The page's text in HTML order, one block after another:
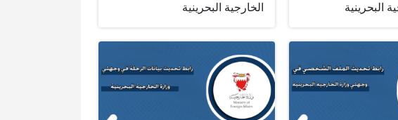
البحرينية
الخارجية البحرينية